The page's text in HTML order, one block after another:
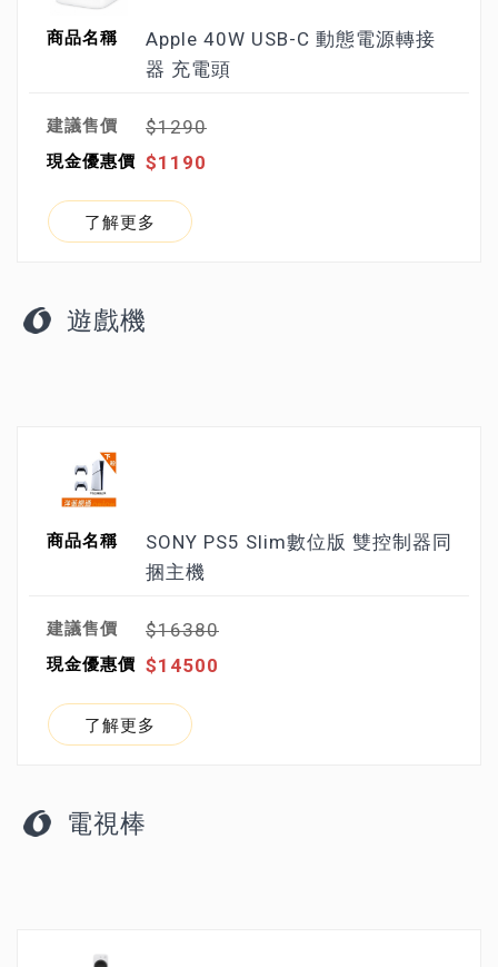
Apple 40W USB-C 動態電源轉接
器 充電頭
$1290
$1190
了解更多
遊戲機
SONY PS5 Slim數位版 雙控制器同
捆主機
$16380
$14500
了解更多
電視棒